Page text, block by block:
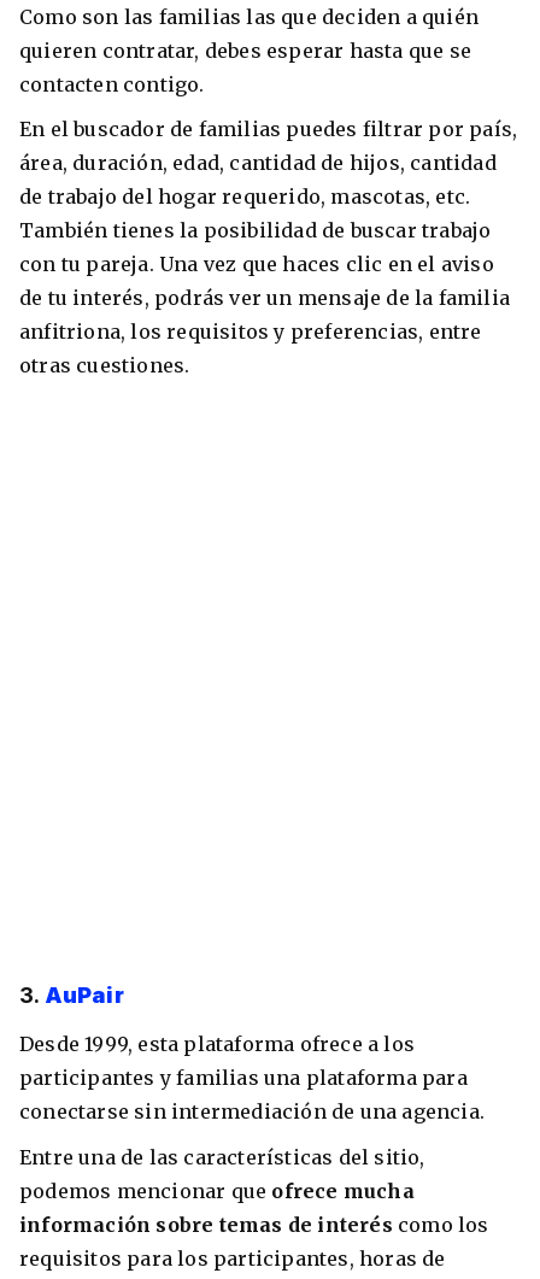
Como son las familias las que deciden a quién
quieren contratar, debes esperar hasta que se
contacten contigo.
En el buscador de familias puedes filtrar por país,
área, duración, edad, cantidad de hijos, cantidad
de trabajo del hogar requerido, mascotas, etc.
También tienes la posibilidad de buscar trabajo
con tu pareja. Una vez que haces clic en el aviso
de tu interés, podrás ver un mensaje de la familia
anfitriona, los requisitos y preferencias, entre
otras cuestiones.
3. AuPair
Desde 1999, esta plataforma ofrece a los
participantes y familias una plataforma para
conectarse sin intermediación de una agencia.
Entre una de las características del sitio,
podemos mencionar que ofrece mucha
información sobre temas de interés como los
requisitos para los participantes, horas de